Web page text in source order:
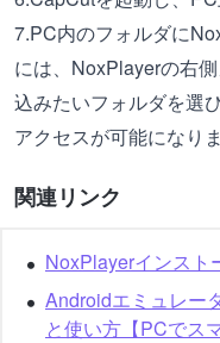
7.PC内のフォルダに
には、NoxPlayerの右
込みたいフォルダを選
アクセスが可能になりま
関連リンク
NoxPlayerインスト
Androidエミュレー
と使い方【PCでス